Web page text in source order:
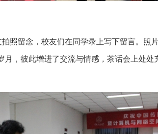
照留念，校友们在同学录上写下留言。
，彼此增进了交流与情感，茶话会上处处